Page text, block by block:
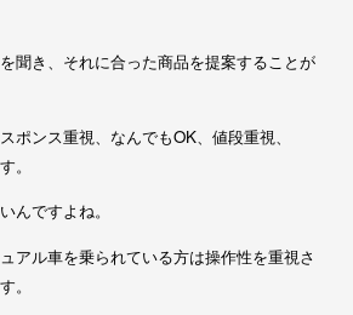
聞き、それに合った商品を提案することが
ポンス重視、なんでもOK、値段重視、
。
んですよね。
アル車を乗られている方は操作性を重視さ
。